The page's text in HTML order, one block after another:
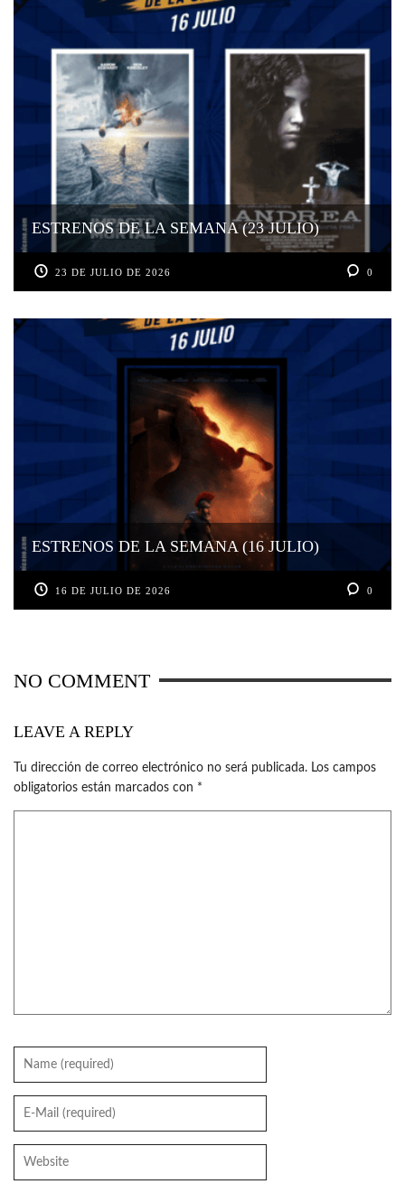
ESTRENOS DE LA SEMANA (23 JULIO)
23 DE JULIO DE 2026 0
ESTRENOS DE LA SEMANA (16 JULIO)
16 DE JULIO DE 2026 0
NO COMMENT
LEAVE A REPLY
Tu dirección de correo electrónico no será publicada. Los campos
obligatorios están marcados con *